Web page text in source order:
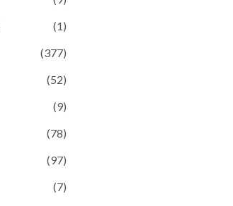
(1)
(377)
(52)
(9)
(78)
(97)
(7)